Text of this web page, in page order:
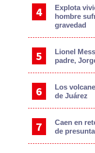
Explota
hombre
gravedad
Lionel
padre,
Los
de Juárez
Caen en
de